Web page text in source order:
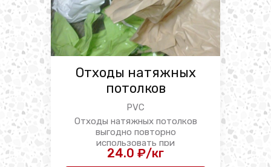
Отходы натяжных
потолков
PVC
Отходы натяжных потолков
выгодно повторно
использовать при
производстве подошв, ...
24.0 ₽/кг